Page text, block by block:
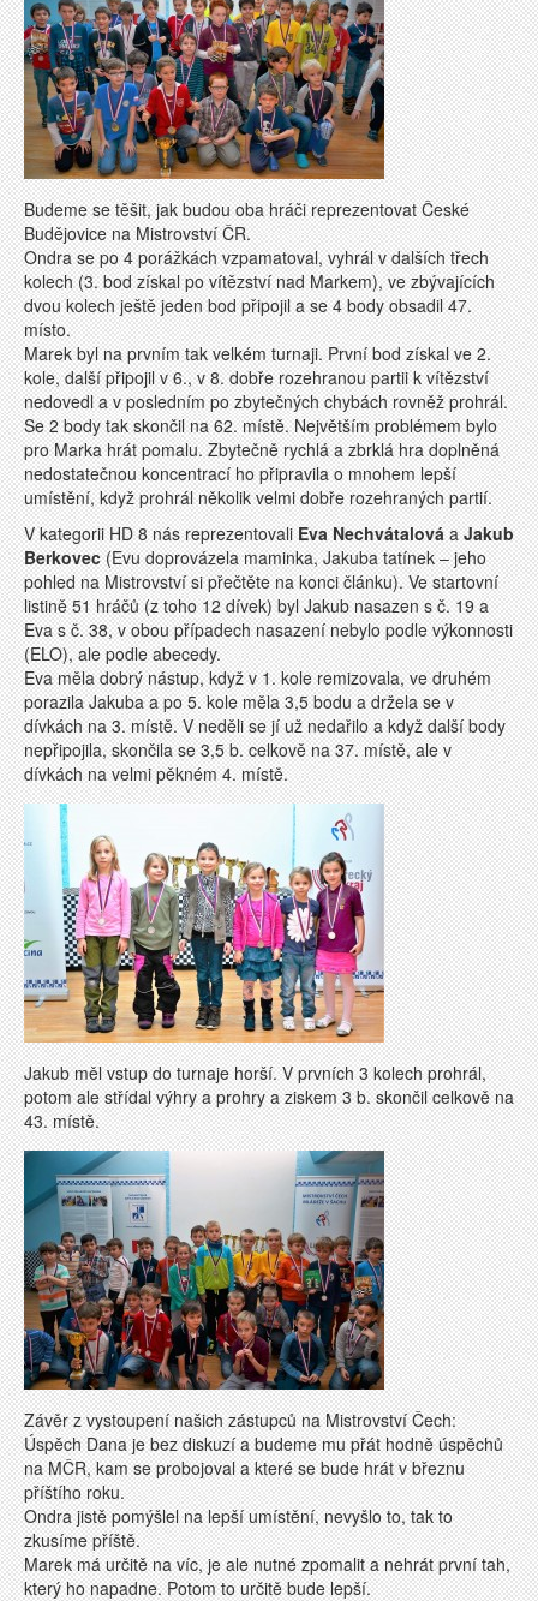
Budeme se těšit, jak budou oba hráči reprezentovat České
Budějovice na Mistrovství ČR.
Ondra se po 4 porážkách vzpamatoval, vyhrál v dalších třech
kolech (3. bod získal po vítězství nad Markem), ve zbývajících
dvou kolech ještě jeden bod připojil a se 4 body obsadil 47.
místo.
Marek byl na prvním tak velkém turnaji. První bod získal ve 2.
kole, další připojil v 6., v 8. dobře rozehranou partii k vítězství
nedovedl a v posledním po zbytečných chybách rovněž prohrál.
Se 2 body tak skončil na 62. místě. Největším problémem bylo
pro Marka hrát pomalu. Zbytečně rychlá a zbrklá hra doplněná
nedostatečnou koncentrací ho připravila o mnohem lepší
umístění, když prohrál několik velmi dobře rozehraných partií.
V kategorii HD 8 nás reprezentovaliEva NechvátalováaJakub
Berkovec(Evu doprovázela maminka, Jakuba tatínek – jeho
pohled na Mistrovství si přečtěte na konci článku). Ve startovní
listině 51 hráčů (z toho 12 dívek) byl Jakub nasazen s č. 19 a
Eva s č. 38, v obou případech nasazení nebylo podle výkonnosti
(ELO), ale podle abecedy.
Eva měla dobrý nástup, když v 1. kole remizovala, ve druhém
porazila Jakuba a po 5. kole měla 3,5 bodu a držela se v
dívkách na 3. místě. V neděli se jí už nedařilo a když další body
nepřipojila, skončila se 3,5 b. celkově na 37. místě, ale v
dívkách na velmi pěkném 4. místě.
Jakub měl vstup do turnaje horší. V prvních 3 kolech prohrál,
potom ale střídal výhry a prohry a ziskem 3 b. skončil celkově na
43. místě.
Závěr z vystoupení našich zástupců na Mistrovství Čech:
Úspěch Dana je bez diskuzí a budeme mu přát hodně úspěchů
na MČR, kam se probojoval a které se bude hrát v březnu
příštího roku.
Ondra jistě pomýšlel na lepší umístění, nevyšlo to, tak to
zkusíme příště.
Marek má určitě na víc, je ale nutné zpomalit a nehrát první tah,
který ho napadne. Potom to určitě bude lepší.